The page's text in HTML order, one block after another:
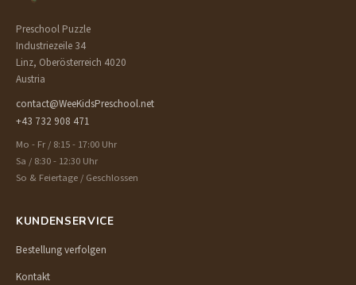
Preschool Puzzle
Industriezeile 34
Linz, Oberösterreich 4020
Austria
contact@WeeKidsPreschool.net
+43 732 908 471
Mo - Fr / 8:15 - 17:00 Uhr
Sa / 8:30 - 12:30 Uhr
So & Feiertage / Geschlossen
KUNDENSERVICE
Bestellung verfolgen
Kontakt